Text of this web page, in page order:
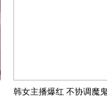
韩女主播爆红 不协调魔